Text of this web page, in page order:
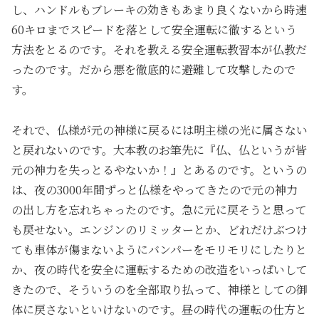
し、ハンドルもブレーキの効きもあまり良くないから時速
60キロまでスピードを落として安全運転に徹するという
方法をとるのです。それを教える安全運転教習本が仏教だ
ったのです。だから悪を徹底的に避難して攻撃したので
す。
それで、仏様が元の神様に戻るには明主様の光に属さない
と戻れないのです。大本教のお筆先に『仏、仏というが皆
元の神力を失っとるやないか！』とあるのです。というの
は、夜の3000年間ずっと仏様をやってきたので元の神力
の出し方を忘れちゃったのです。急に元に戻そうと思って
も戻せない。エンジンのリミッターとか、どれだけぶつけ
ても車体が傷まないようにバンパーをモリモリにしたりと
か、夜の時代を安全に運転するための改造をいっぱいして
きたので、そういうのを全部取り払って、神様としての御
体に戻さないといけないのです。昼の時代の運転の仕方と